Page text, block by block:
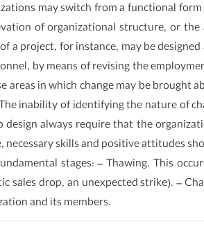
may switch from a functional
of organizational structure, or the
a project, for instance, may be
by means of revising the
areas in which change may be brought
inability of identifying the nature of
design always require that the
necessary skills and positive attitudes
stages: – Thawing. This
sales drop, an unexpected strike). –
and its members.